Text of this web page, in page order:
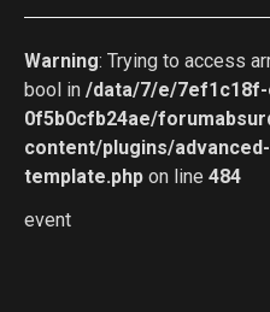
Warning: Trying to access
bool in /data/7/e/7ef1c18f-
0f5b0cfb24ae/
content/plugins/
template.php on line 484
event